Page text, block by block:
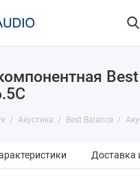
Best
Акустика Best Balance
Доставка